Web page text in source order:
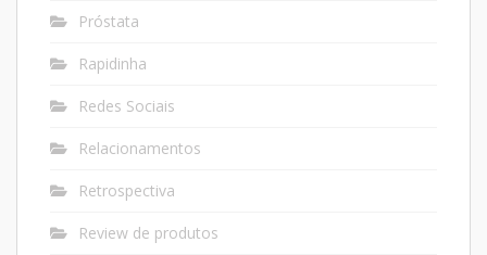
Próstata
Rapidinha
Redes Sociais
Relacionamentos
Retrospectiva
Review de produtos